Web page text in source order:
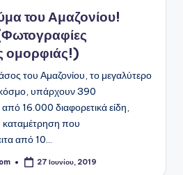
του Αμαζονίου!
ομορφιάς!)
του Αμαζονίου, το μεγαλύτερο
υπάρχουν 390
16.000 διαφορετικά είδη,
που
από 10…
27 Ιουνίου, 2019